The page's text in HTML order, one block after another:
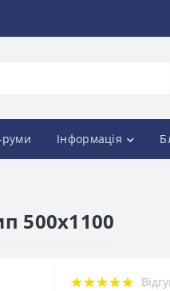
Інформація
500х1100